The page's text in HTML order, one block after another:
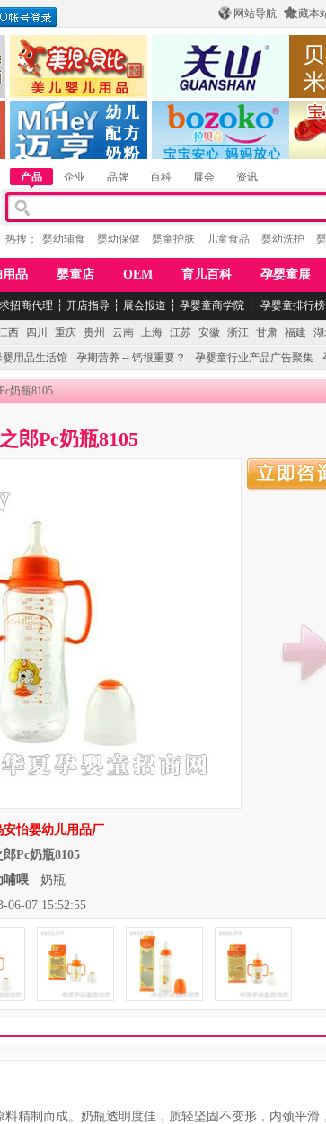
网站导航 收藏本
惠州市美儿婴儿用品公司
湖南迈亨母婴用品有限公司
陕西关山乳业有限公司
香港欧嘻高婴童用品公司
产品 企业 品牌 百科 展会 资讯
热搜： 婴幼辅食 婴幼保健 婴童护肤 儿童食品 婴幼洗护
用品 婴童店 OEM 育儿百科 孕婴童展
招商代理 ┆ 开店指导 ┆ 展会报道 ┆ 孕婴童商学院 ┆ 孕婴童排行榜
西 四川 重庆 贵州 云南 上海 江苏 安徽 浙江 甘肃 福建
婴用品生活馆 孕期营养 -- 钙很重要？ 孕婴童行业产品广告聚集
奶瓶8105
郎Pc奶瓶8105
安怡婴幼儿用品厂
郎Pc奶瓶8105
哺喂 - 奶瓶
06-07 15:52:55
精制而成。奶瓶透明度佳，质轻坚固不变形，内颈平滑